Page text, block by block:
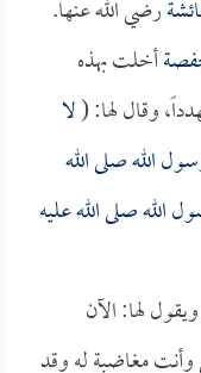
رضي الله عنها.
أخلت بهذه
وقال لها: (لا
الله صلى الله
الله صلى الله عليه
لها: الآن
مغاضبة له وقد